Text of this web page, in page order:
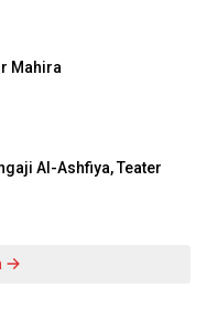
Mahira
Al-Ashfiya, Teater